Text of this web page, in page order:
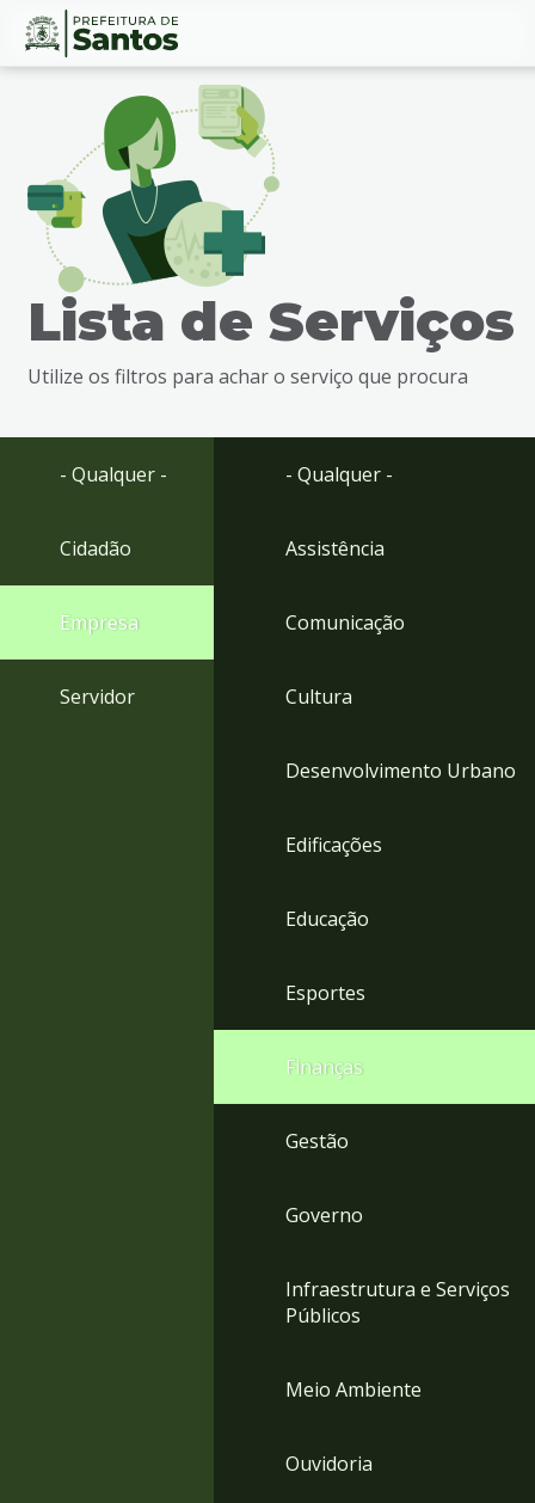
Ir
busca
Ir
Conteúdo
Lista de Serviços
Utilize os filtros para achar o serviço que procura
- Qualquer -
Cidadão
Empresa
Servidor
- Qualquer -
Assistência
Comunicação
Cultura
Desenvolvimento Urbano
Edificações
Educação
Esportes
Finanças
Gestão
Governo
Infraestrutura e Serviços
Públicos
Meio Ambiente
Ouvidoria